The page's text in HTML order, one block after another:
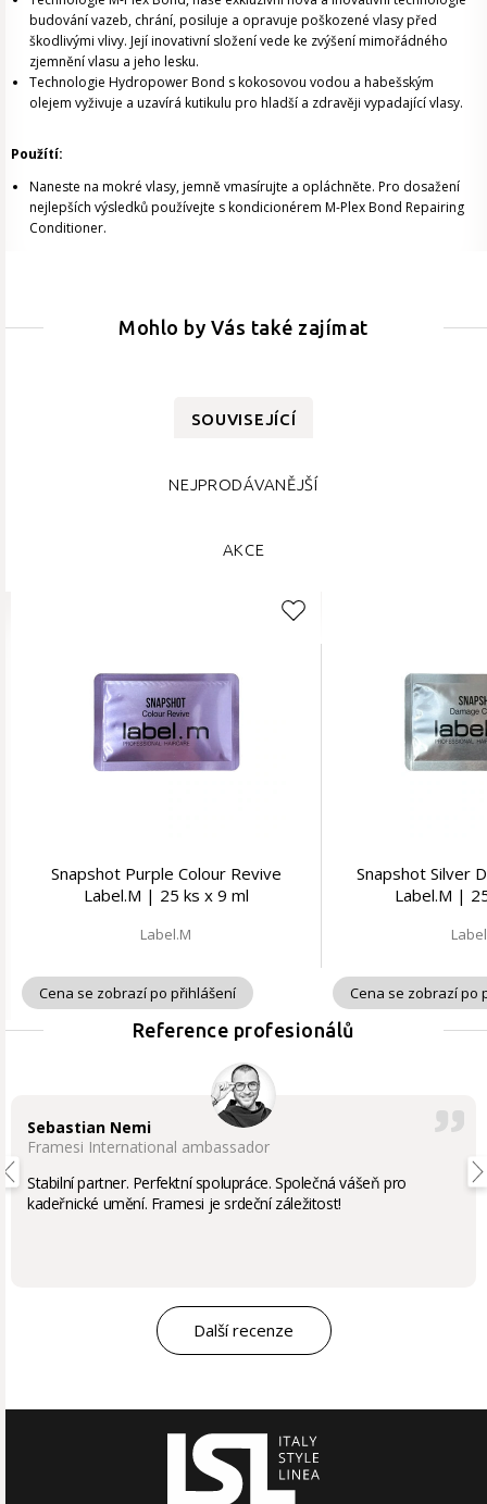
budování vazeb, chrání, posiluje a opravuje poškozené vlasy před
škodlivými vlivy. Její inovativní složení vede ke zvýšení mimořádného
zjemnění vlasu a jeho lesku.
Technologie Hydropower Bond s kokosovou vodou a habešským
olejem vyživuje a uzavírá kutikulu pro hladší a zdravěji vypadající vlasy.
Použítí:
Naneste na mokré vlasy, jemně vmasírujte a opláchněte. Pro dosažení
nejlepších výsledků používejte s kondicionérem M-Plex Bond Repairing
Conditioner.
Mohlo by Vás také zajímat
SOUVISEJÍCÍ
NEJPRODÁVANĚJŠÍ
AKCE
Snapshot Purple Colour Revive
Label.M | 25 ks x 9 ml
Label.M
Cena se zobrazí po přihlášení
Snapshot Silver
Label.M |
Cena se zobrazí po
Reference profesionálů
Sebastian Nemi
Framesi International ambassador
Stabilní partner. Perfektní spolupráce. Společná vášeň pro
kadeřnické umění. Framesi je srdeční záležitost!
Další recenze